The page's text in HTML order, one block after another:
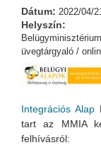
Dátum: 2022/04/
Helyszín:
üvegtárgyaló /
Integrációs Alap
tart az MMIA
felhívásról: